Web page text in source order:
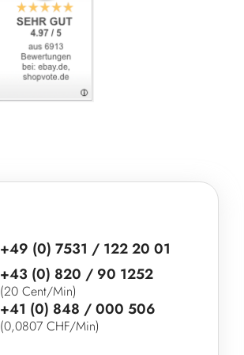
+49 (0) 7531 / 122 20 01
+43 (0) 820 / 90 1252
(20 Cent/Min)
+41 (0) 848 / 000 506
(0,0807 CHF/Min)